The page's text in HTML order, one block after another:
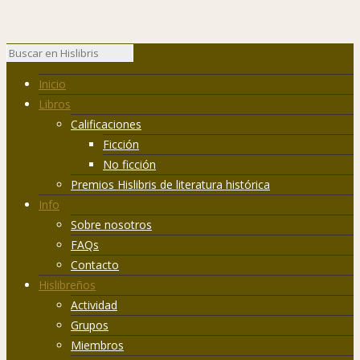
Inicio
Libros
Calificaciones
Ficción
No ficción
Premios Hislibris de literatura histórica
Info
Sobre nosotros
FAQs
Contacto
Hislibreños
Actividad
Grupos
Miembros